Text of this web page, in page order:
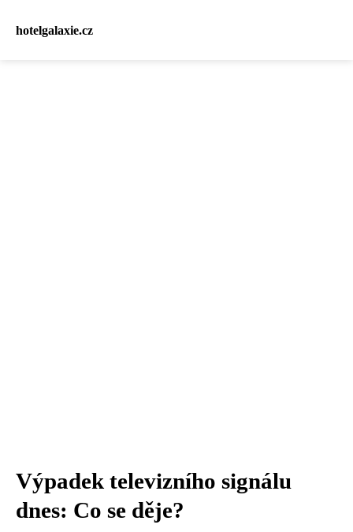
hotelgalaxie.cz
Výpadek televizního signálu
dnes: Co se děje?